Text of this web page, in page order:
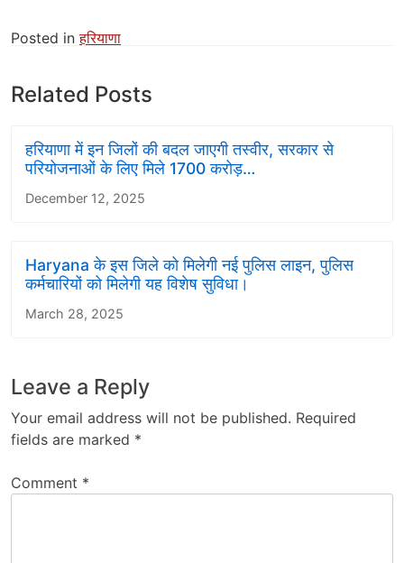
Posted inहरियाणा
Related Posts
हरियाणा में इन जिलों की बदल जाएगी तस्वीर, सरकार से
परियोजनाओं के लिए मिले 1700 करोड़…
December 12, 2025
Haryana के इस जिले को मिलेगी नई पुलिस लाइन, पुलिस
कर्मचारियों को मिलेगी यह विशेष सुविधा।
March 28, 2025
Leave a Reply
Your email address will not be published. Required
fields are marked *
Comment *